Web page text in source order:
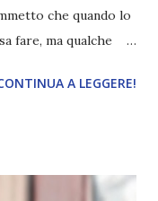
che quando lo
fare, ma qualche
2016/06/legg
iniziativa che
A LEGGERE!